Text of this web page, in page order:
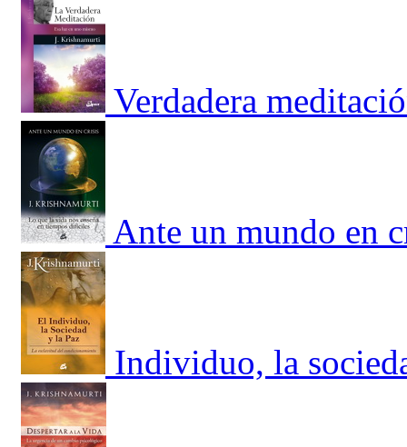
Verdadera
Ante un mundo en
Individuo, la